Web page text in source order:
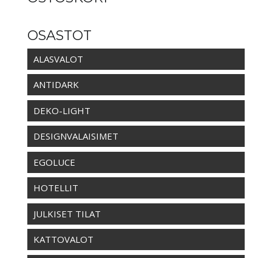
OSASTOT
ALASVALOT
ANTIDARK
DEKO-LIGHT
DESIGNVALAISIMET
EGOLUCE
HOTELLIT
JULKISET TILAT
KATTOVALOT